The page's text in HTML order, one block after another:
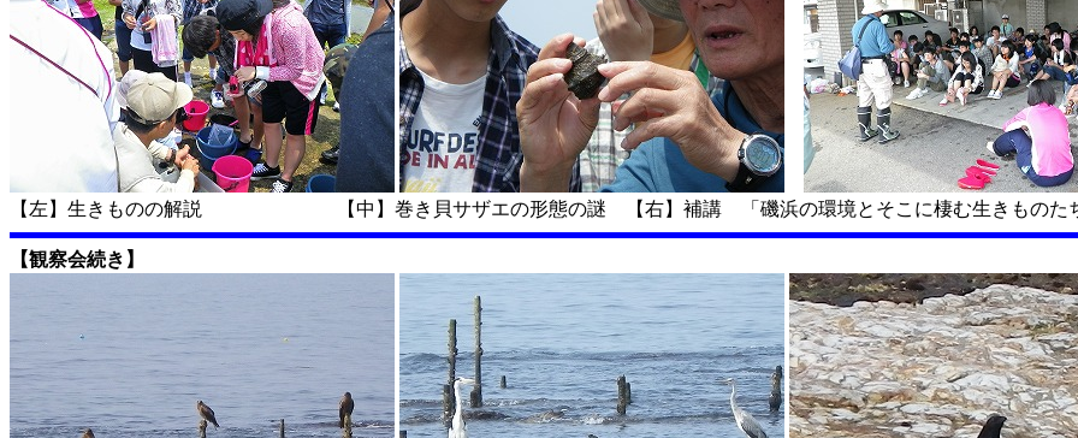
【左】生きものの解説 【中】巻き貝サザエの形態の謎 【右】補講 「磯浜の環境とそこに棲む生きものたち
【観察会続き】